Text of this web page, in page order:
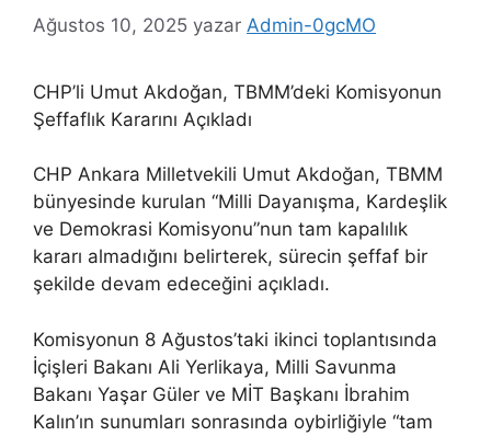
Ağustos 10, 2025 yazar Admin-0gcMO
CHP’li Umut Akdoğan, TBMM’deki Komisyonun
Şeffaflık Kararını Açıkladı
CHP Ankara Milletvekili Umut Akdoğan, TBMM
bünyesinde kurulan “Milli Dayanışma, Kardeşlik
ve Demokrasi Komisyonu”nun tam kapalılık
kararı almadığını belirterek, sürecin şeffaf bir
şekilde devam edeceğini açıkladı.
Komisyonun 8 Ağustos’taki ikinci toplantısında
İçişleri Bakanı Ali Yerlikaya, Milli Savunma
Bakanı Yaşar Güler ve MİT Başkanı İbrahim
Kalın’ın sunumları sonrasında oybirliğiyle “tam